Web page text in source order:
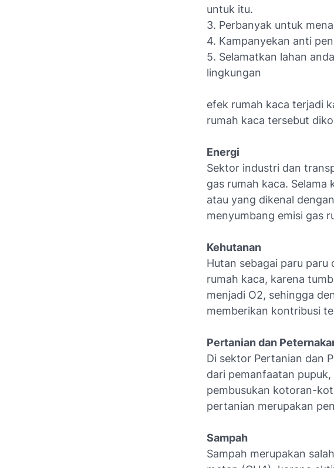
untuk itu.
3. Perbanyak untuk
4. Kampanyekan anti
5. Selamatkan lahan
lingkungan
efek rumah kaca terjadi
rumah kaca tersebut
Energi
Sektor industri dan
gas rumah kaca.
atau yang dikenal
menyumbang emisi gas
Kehutanan
Hutan sebagai paru
rumah kaca, karena
menjadi O2, sehingga
memberikan kontribusi
Pertanian dan
Di sektor Pertanian dan
dari pemanfaatan
pembusukan kotoran-
pertanian merupakan
Sampah
Sampah merupakan